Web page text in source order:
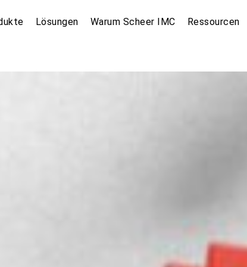
Lösungen Warum Scheer IMC Ressourcen